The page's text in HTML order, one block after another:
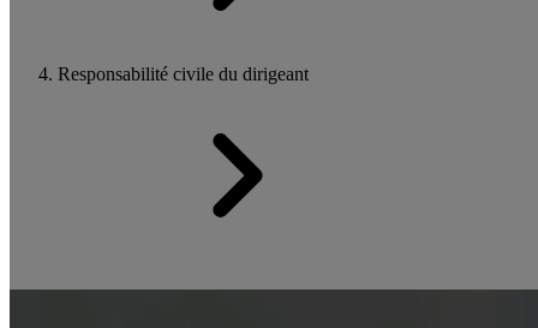
Responsabilité civile du dirigeant